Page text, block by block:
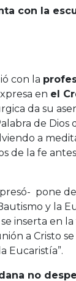
con la
con la
en el
da su
de Dios
a
de la fe
pone
y la
inserta en
a Cristo
Eucaristía”.
no